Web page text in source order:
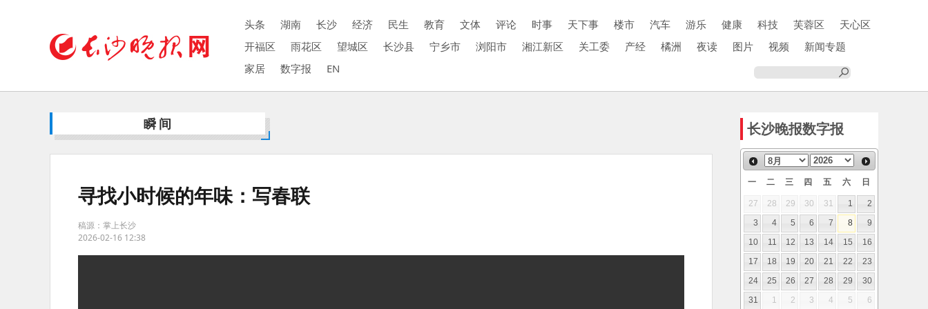
头条 湖南 长沙 经济 民生 教育 文体 评论 时事 天下事 楼市 汽车 游乐 健康 科技 芙蓉区
天心区
开福区
雨花区 望城区 长沙县 宁乡市 浏阳市 湘江新区 关工委 产经 橘洲 夜读 图片 视频
新闻专题
家居
数字报 EN
瞬间
寻找小时候的年味：写春联
稿源：掌上长沙
2026-02-16 12:38
长沙晚报数字报
一 二 三 四 五 六 日
27 28 29 30 31 1
2
3
4 5 6 7 8
9
10
11 12 13 14 15
16
17
18 19 20 21 22
23
24
25 26 27 28 29
30
31
1 2 3 4 5 6